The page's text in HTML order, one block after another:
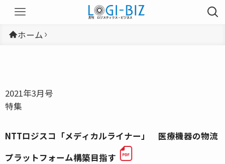
ホーム
2021年3月号
特集
NTTロジスコ「メディカルライナー」 医療機器の物流
プラットフォーム構築目指す